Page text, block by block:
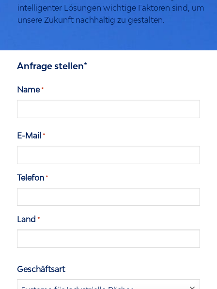
intelligenter Lösungen wichtige Faktoren sind, um
unsere Zukunft nachhaltig zu gestalten.
Anfrage stellen*
Name *
E-Mail *
Telefon *
Land *
Geschäftsart